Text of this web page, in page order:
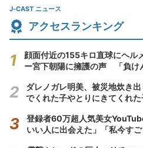
J-CAST ニュース
アクセスランキング
顔面付近の155キロ直球にヘル
ー宮下朝陽に擁護の声 「負け
ダレノガレ明美、被災地炊き
でくれた子やとりにきてくれた
登録者60万超人気美女
いい人に出会えた」「私今すご